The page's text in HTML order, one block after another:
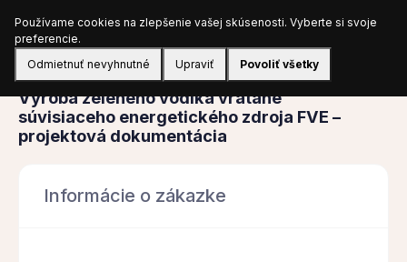
Prihlásiť sa
Obstarávanie
Výroba zeleneho vodíka vrátane
súvisiaceho energetického zdroja FVE –
projektová dokumentácia
Informácie o zákazke
Používame cookies na zlepšenie vašej skúsenosti. Vyberte si svoje
preferencie.
Odmietnuť nevyhnutné
Upraviť Povoliť všetky